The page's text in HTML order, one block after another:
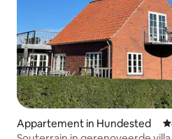
Appartement in Hundested